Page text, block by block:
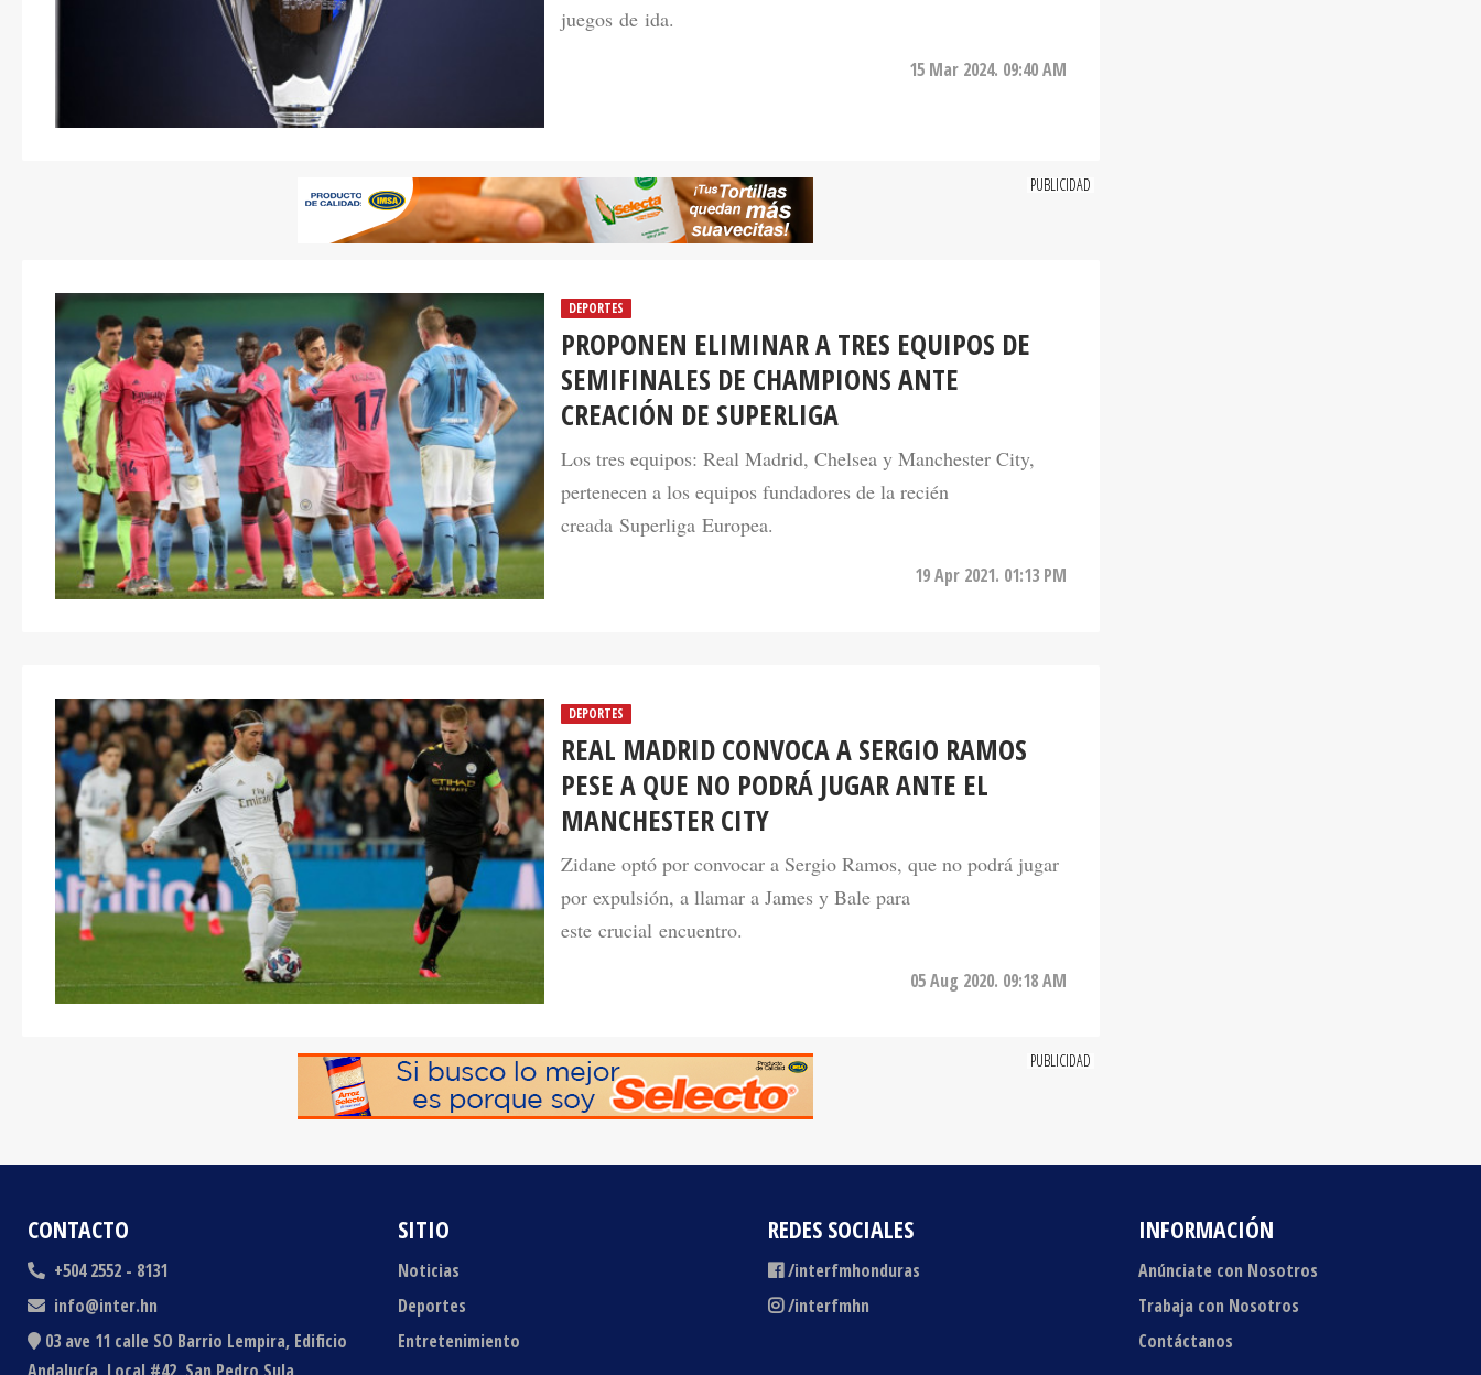
juegos de ida.
15 Mar 2024. 09:40 AM
DEPORTES
PROPONEN ELIMINAR A TRES EQUIPOS DE
SEMIFINALES DE CHAMPIONS ANTE
CREACIÓN DE SUPERLIGA
Los tres equipos: Real Madrid, Chelsea y Manchester City,
pertenecen a los equipos fundadores de la recién
creada Superliga Europea.
19 Apr 2021. 01:13 PM
DEPORTES
REAL MADRID CONVOCA A SERGIO RAMOS
PESE A QUE NO PODRÁ JUGAR ANTE EL
MANCHESTER CITY
Zidane optó por convocar a Sergio Ramos, que no podrá jugar
por expulsión, a llamar a James y Bale para
este crucial encuentro.
05 Aug 2020. 09:18 AM
CONTACTO
+504 2552 - 8131
info@inter.hn
03 ave 11 calle SO Barrio Lempira, Edificio
SITIO
Noticias
Deportes
Entretenimiento
REDES SOCIALES
/interfmhonduras
/interfmhn
INFORMACIÓN
Anúnciate con Nosotros
Trabaja con Nosotros
Contáctanos